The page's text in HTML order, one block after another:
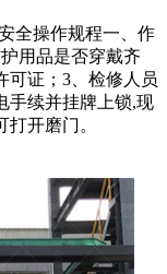
全操作规程一、作
用品是否穿戴齐
可证；3、检修人员
手续并挂牌上锁,现
开磨门。